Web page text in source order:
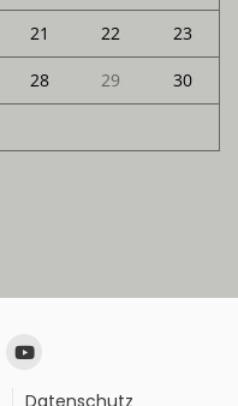
21 22 23
28 29 30